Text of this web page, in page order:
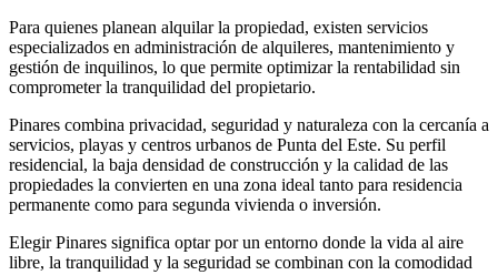
Para quienes planean alquilar la propiedad, existen servicios
especializados en administración de alquileres, mantenimiento y
gestión de inquilinos, lo que permite optimizar la rentabilidad sin
comprometer la tranquilidad del propietario.
Pinares combina privacidad, seguridad y naturaleza con la cercanía a
servicios, playas y centros urbanos de Punta del Este. Su perfil
residencial, la baja densidad de construcción y la calidad de las
propiedades la convierten en una zona ideal tanto para residencia
permanente como para segunda vivienda o inversión.
Elegir Pinares significa optar por un entorno donde la vida al aire
libre, la tranquilidad y la seguridad se combinan con la comodidad